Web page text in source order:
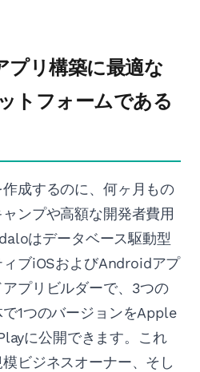
プリ構築に最適な
トフォームである
成するのに、何ヶ月もの
ンプや高額な開発者費用
はデータベース駆動型
ブiOSおよびAndroidアプ
プリビルダーで、3つの
1つのバージョンをApple
に公開できます。これ
ビジネスオーナー、そし